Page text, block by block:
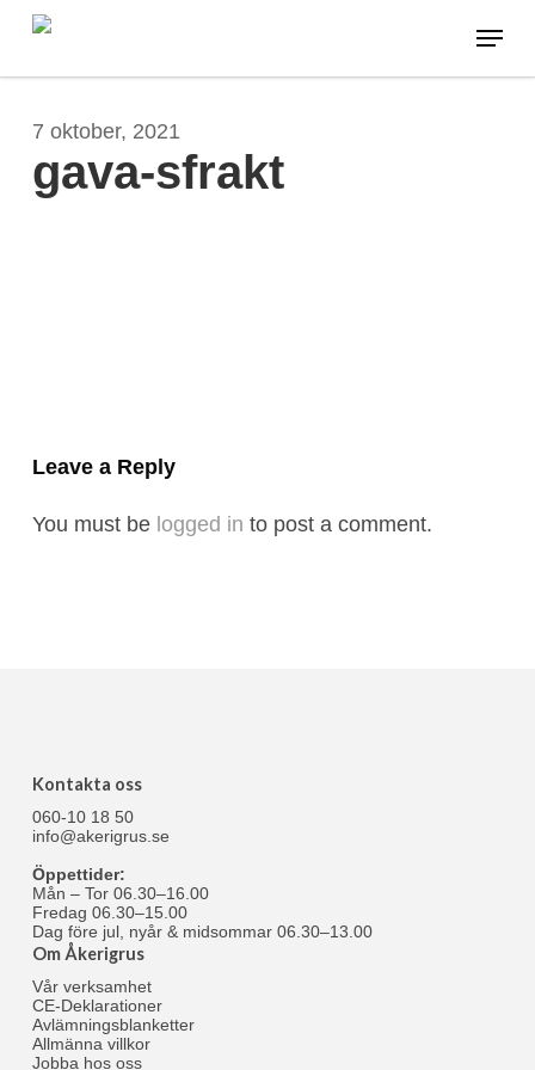
Skip
main
Menu
7 oktober, 2021
gava-sfrakt
Leave a Reply
You must be logged in to post a comment.
Kontakta oss
060-10 18 50
info@akerigrus.se
Öppettider:
Mån – Tor 06.30–16.00
Fredag 06.30–15.00
Dag före jul, nyår & midsommar 06.30–13.00
Om Åkerigrus
Vår verksamhet
CE-Deklarationer
Avlämningsblanketter
Allmänna villkor
Jobba hos oss